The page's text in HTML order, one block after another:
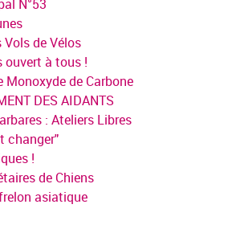
N°53
de Vélos
ouvert à tous !
Monoxyde de Carbone
DES AIDANTS
: Ateliers Libres
changer"
!
de Chiens
asiatique